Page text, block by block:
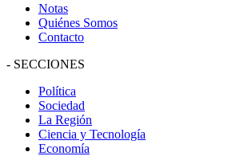
Notas
Quiénes Somos
Contacto
- SECCIONES
Política
Sociedad
La Región
Ciencia y Tecnología
Economía